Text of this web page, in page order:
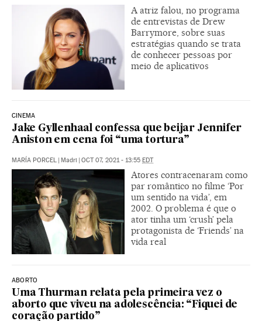
A atriz falou, no programa
de entrevistas de Drew
Barrymore, sobre suas
estratégias quando se trata
de conhecer pessoas por
meio de aplicativos
CINEMA
Jake Gyllenhaal confessa que beijar Jennifer
Aniston em cena foi “uma tortura”
MARÍA PORCEL | Madri | OCT 07, 2021 - 13:55 EDT
Atores contracenaram como
par romântico no filme ‘Por
um sentido na vida’, em
2002. O problema é que o
ator tinha um ‘crush’ pela
protagonista de ‘Friends’ na
vida real
ABORTO
Uma Thurman relata pela primeira vez o
aborto que viveu na adolescência: “Fiquei de
coração partido”